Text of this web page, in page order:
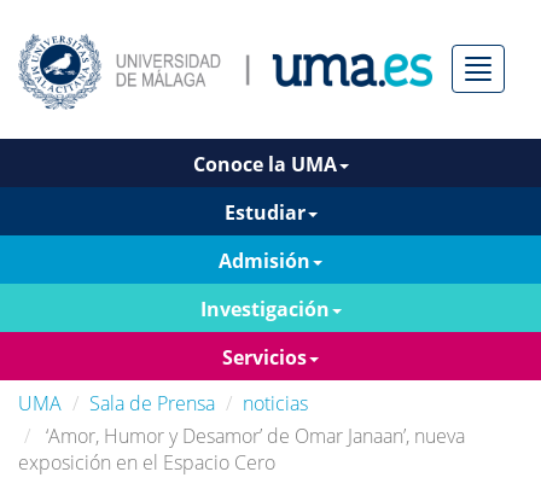
Menú
Conoce la UMA
Estudiar
Admisión
Investigación
Servicios
UMA
Sala de Prensa
noticias
‘Amor, Humor y Desamor’ de Omar Janaan’, nueva
exposición en el Espacio Cero